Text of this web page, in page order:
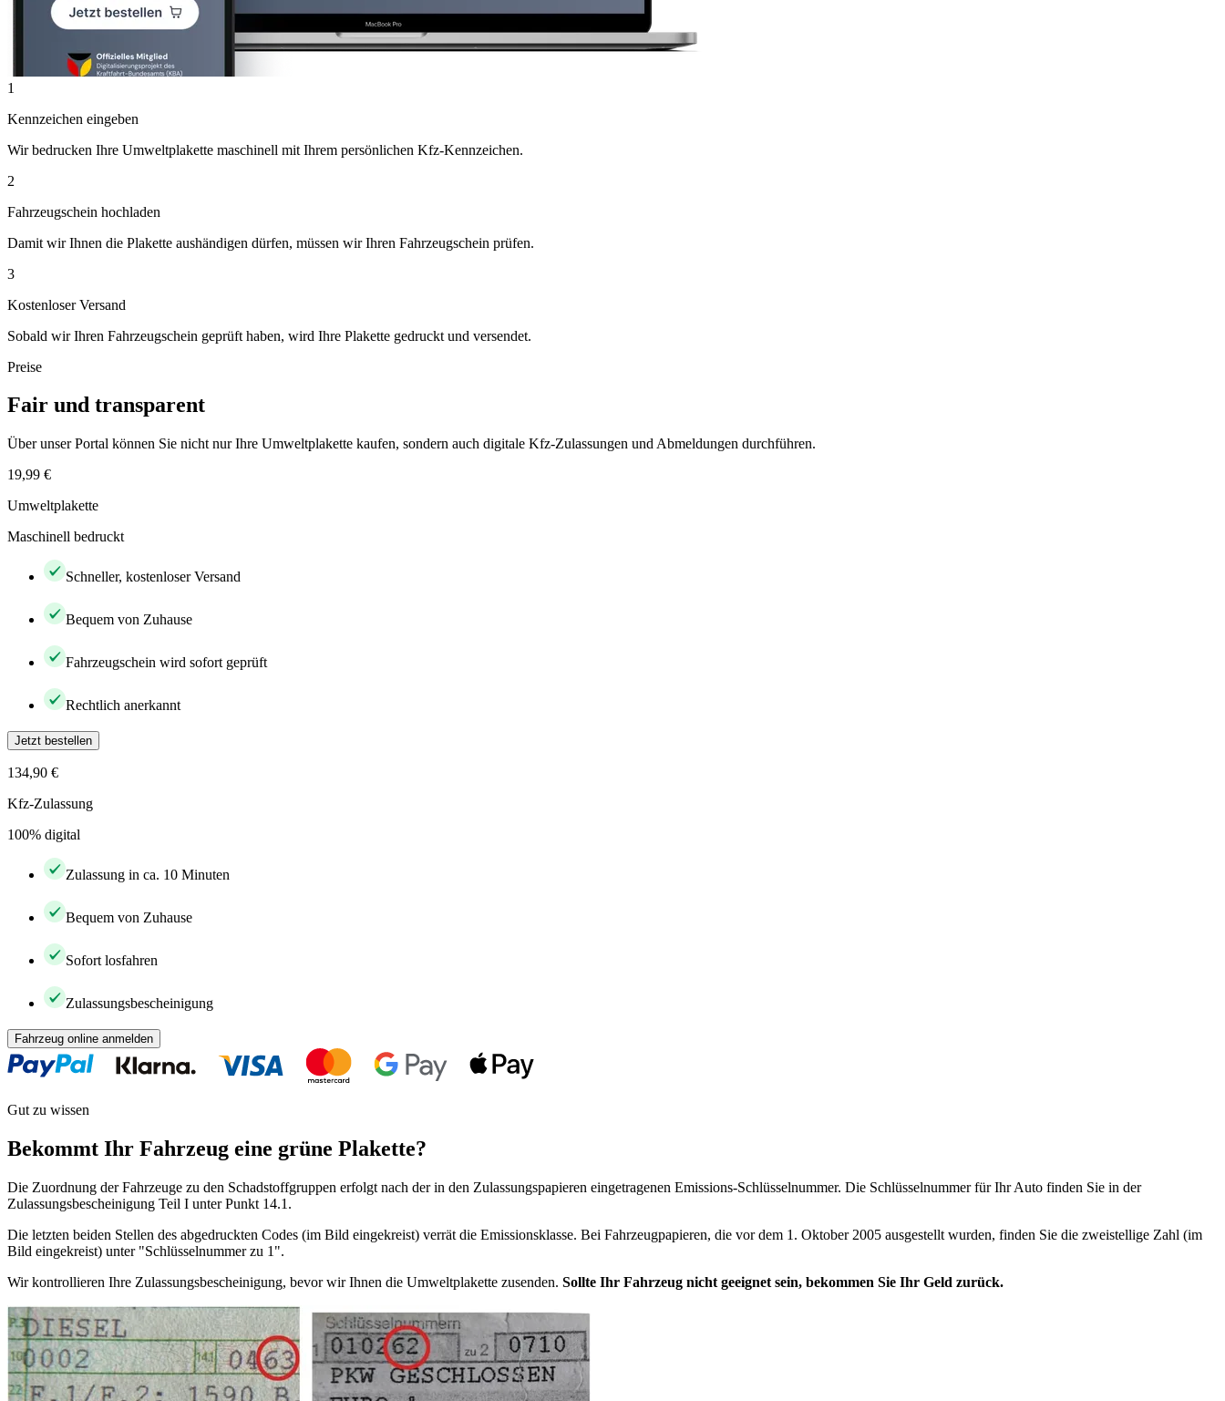
1
Kennzeichen eingeben
Wir bedrucken Ihre Umweltplakette maschinell mit Ihrem persönlichen Kfz-Kennzeichen.
2
Fahrzeugschein hochladen
Damit wir Ihnen die Plakette aushändigen dürfen, müssen wir Ihren Fahrzeugschein prüfen.
3
Kostenloser Versand
Sobald wir Ihren Fahrzeugschein geprüft haben, wird Ihre Plakette gedruckt und versendet.
Preise
Fair und transparent
Über unser Portal können Sie nicht nur Ihre Umweltplakette kaufen, sondern auch digitale Kfz-Zulassungen und Abmeldungen durchführen.
19,99 €
Umweltplakette
Maschinell bedruckt
Schneller, kostenloser Versand
Bequem von Zuhause
Fahrzeugschein wird sofort geprüft
Rechtlich anerkannt
Jetzt bestellen
134,90 €
Kfz-Zulassung
100% digital
Zulassung in ca. 10 Minuten
Bequem von Zuhause
Sofort losfahren
Zulassungsbescheinigung
Fahrzeug online anmelden
Gut zu wissen
Bekommt Ihr Fahrzeug eine grüne Plakette?
Die Zuordnung der Fahrzeuge zu den Schadstoffgruppen erfolgt nach der in den Zulassungspapieren eingetragenen Emissions-Schlüsselnummer. Die Schlüsselnummer für Ihr Auto finden Sie in der
Zulassungsbescheinigung Teil I unter Punkt 14.1.
Die letzten beiden Stellen des abgedruckten Codes (im Bild eingekreist) verrät die Emissionsklasse. Bei Fahrzeugpapieren, die vor dem 1. Oktober 2005 ausgestellt wurden, finden Sie die zweistellige Zahl (im
Bild eingekreist) unter "Schlüsselnummer zu 1".
Wir kontrollieren Ihre Zulassungsbescheinigung, bevor wir Ihnen die Umweltplakette zusenden. Sollte Ihr Fahrzeug nicht geeignet sein, bekommen Sie Ihr Geld zurück.